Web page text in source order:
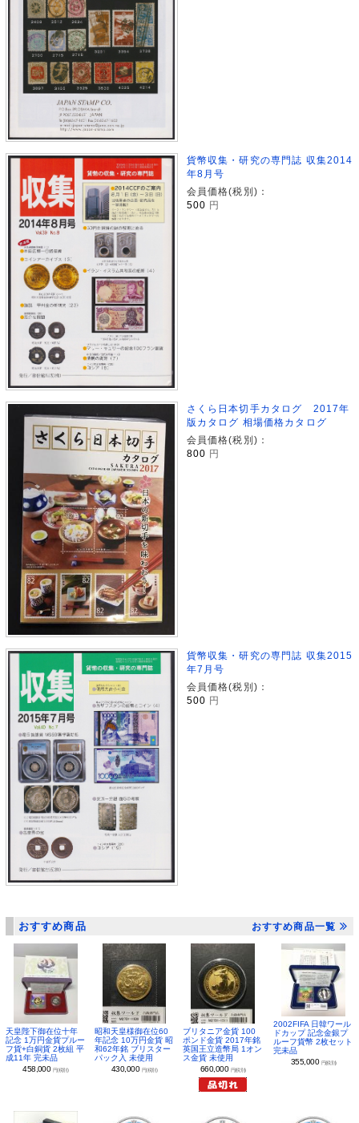
貨幣収集・研究の専門誌 収集2014
年8月号
会員価格(税別)：
500 円
さくら日本切手カタログ 2017年
版カタログ 相場価格カタログ
会員価格(税別)：
800 円
貨幣収集・研究の専門誌 収集2015
年7月号
会員価格(税別)：
500 円
おすすめ商品 おすすめ商品一覧
天皇陛下御在位十年
記念 1万円金貨プルー
フ貨+白銅貨 2枚組 平
成11年 完未品
458,000 円(税別)
昭和天皇様御在位60
年記念 10万円金貨 昭
和62年銘 ブリスター
パック入 未使用
430,000 円(税別)
ブリタニア金貨 100
ポンド金貨 2017年銘
英国王立造幣局 1オン
ス金貨 未使用
660,000 円(税別)
2002FIFA 日韓ワール
ドカップ 記念金銀プ
ルーフ貨幣 2枚セット
完未品
355,000 円(税別)